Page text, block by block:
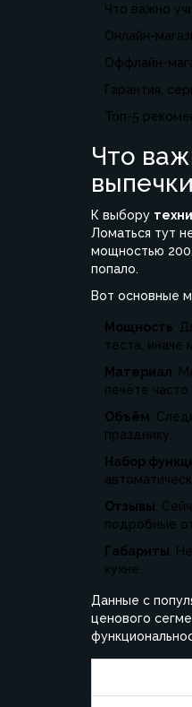
Что важно
Онлайн-
Оффлайн-
Гарантия,
Топ-5
Что
выпечки
К выбору
Ломаться тут
мощностью 200
попало.
Вот основные
Мощность .
теста, иначе
Материал .
печёте часто.
Объём .
празднику.
Набор
Отзывы .
подробные
Габариты .
кухне.
Данные с
ценового